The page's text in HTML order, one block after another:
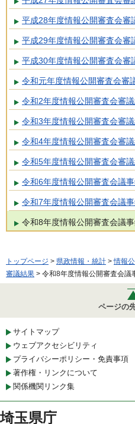
平成28年度情報公開審査会審
平成29年度情報公開審査会審
平成30年度情報公開審査会審
令和元年度情報公開審査会審
令和2年度情報公開審査会審
令和3年度情報公開審査会審
令和4年度情報公開審査会審
令和5年度情報公開審査会審
令和6年度情報公開審査会議
令和7年度情報公開審査会議
令和8年度情報公開審査会議
トップページ > 県政情報・統計 >情報
審議結果 > 令和8年度情報公開審査会議
ページの
サイトマップ
ウェブアクセシビリティ
プライバシーポリシー・免責事項
著作権・リンクについて
関係機関リンク集
埼玉県庁